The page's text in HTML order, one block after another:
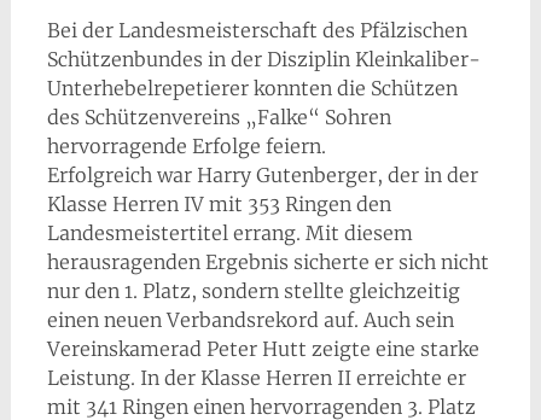
Bei der Landesmeisterschaft des Pfälzischen
Schützenbundes in der Disziplin Kleinkaliber-
Unterhebelrepetierer konnten die Schützen
des Schützenvereins „Falke“ Sohren
hervorragende Erfolge feiern.
Erfolgreich war Harry Gutenberger, der in der
Klasse Herren IV mit 353 Ringen den
Landesmeistertitel errang. Mit diesem
herausragenden Ergebnis sicherte er sich nicht
nur den 1. Platz, sondern stellte gleichzeitig
einen neuen Verbandsrekordauf. Auch sein
Vereinskamerad Peter Hutt zeigte eine starke
Leistung. In der Klasse Herren II erreichte er
mit 341 Ringen einen hervorragenden 3. Platz